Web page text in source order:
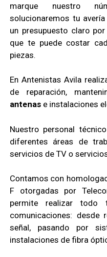
marque nuestro
solucionaremos tu
un presupuesto claro
que te puede costar
piezas.
En Antenistas Avila
de reparación,
antenas e instalaciones
Nuestro personal
diferentes áreas de
servicios de TV o
Contamos con
F otorgadas por
permite realizar todo
comunicaciones: desde
señal, pasando por
instalaciones de fibra